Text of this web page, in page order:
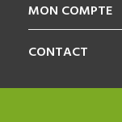
MON COMPTE
CONTACT